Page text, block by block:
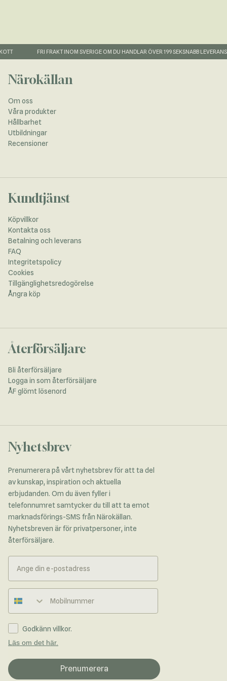
FRI FRAKT INOM SVERIGE OM DU HANDLAR ÖVER 199 SEKSNABB LEVERANS
Närokällan
Om oss
Våra produkter
Hållbarhet
Utbildningar
Recensioner
Kundtjänst
Köpvillkor
Kontakta oss
Betalning och leverans
FAQ
Integritetspolicy
Cookies
Tillgänglighetsredogörelse
Ångra köp
Återförsäljare
Bli återförsäljare
Logga in som återförsäljare
ÅF glömt lösenord
Nyhetsbrev
Prenumerera på vårt nyhetsbrev för att ta del
av kunskap, inspiration och aktuella
erbjudanden. Om du även fyller i
telefonnumret samtycker du till att ta emot
marknadsförings-SMS från Närokällan.
Nyhetsbreven är för privatpersoner, inte
återförsäljare.
Telefonnummer
Godkänn villkor.
Läs om det här.
Prenumerera